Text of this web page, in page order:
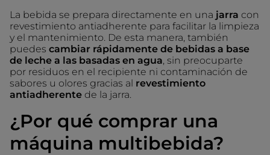
La bebida se prepara directamente en una jarra con
revestimiento antiadherente para facilitar la limpieza
y el mantenimiento. De esta manera, también
puedes cambiar rápidamente de bebidas a base
de leche a las basadas en agua , sin preocuparte
por residuos en el recipiente ni contaminación de
sabores u olores gracias al revestimiento
antiadherente de la jarra.
¿Por qué comprar una
máquina multibebida?